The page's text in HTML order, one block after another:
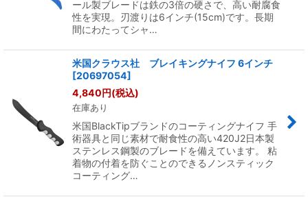
ール製ブレードは鉄の3倍の硬さで、高い耐腐食
性を実現。刃渡りは6インチ(15cm)です。長期
間にわたってシャ…
米国クラウス社 ブレイキングナイフ 6インチ
[20697054]
4,840円(税込)
在庫あり
米国BlackTipブランドのコーティングナイフ 手
術器具と同じ素材で耐食性の高い420J2日本製
ステンレス鋼製のブレードを備えています。 粘
着物の付着を防ぐことのできるノンスティック
コーティング…